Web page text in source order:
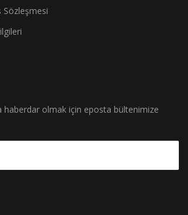
Sözleşmesi
haberdar olmak için eposta bültenimize